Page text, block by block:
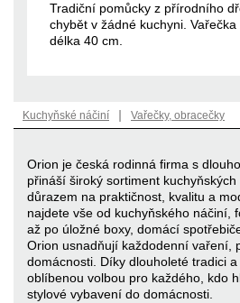
Tradiční pomůcky z přírodního
chybět v žádné kuchyni. Vařečka
délka 40 cm.
Kuchyňské náčiní | Vařečky, obracečky
Orion je česká rodinná firma s
přináší široký sortiment
důrazem na praktičnost, kvalitu a
najdete vše od kuchyňského náčiní,
až po úložné boxy, domácí
Orion usnadňují každodenní vaření,
domácnosti. Díky dlouholeté tradici
oblíbenou volbou pro každého, kdo
stylové vybavení do domácnosti.